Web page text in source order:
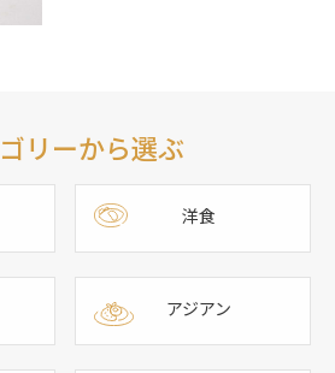
リーから選ぶ
洋食
アジアン